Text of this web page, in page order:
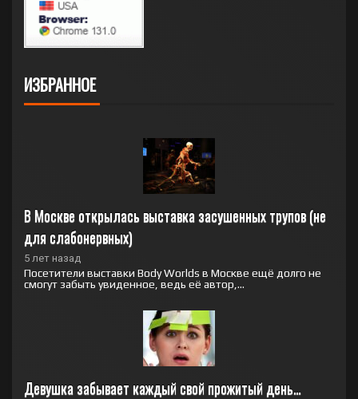
ИЗБРАННОЕ
В Москве открылась выставка засушенных трупов (не
для слабонервных)
5 лет назад
Посетители выставки Body Worlds в Москве ещё долго не
смогут забыть увиденное, ведь её автор,...
Девушка забывает каждый свой прожитый день…